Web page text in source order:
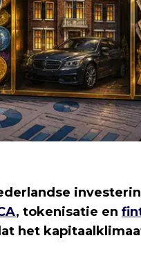
, tokenisatie en
het